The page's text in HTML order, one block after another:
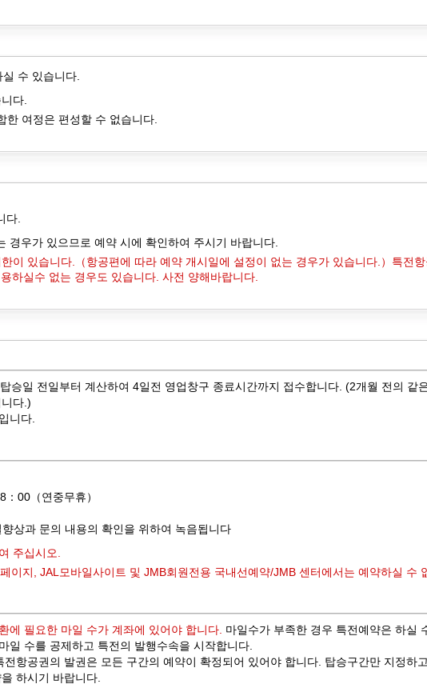
수 있습니다.
다.
한 여정은 편성할 수 없습니다.
다.
경우가 있으므로 예약 시에 확인하여 주시기 바랍니다.
이 있습니다.（항공편에 따라 예약 개시일에 설정이 없는 경우가 있습니다.）특전
하실수 없는 경우도 있습니다. 사전 양해바랍니다.
승일 전일부터 계산하여 4일전 영업창구 종료시간까지 접수합니다. (2개월 전의 같
다.)
니다.
00（연중무휴）
상과 문의 내용의 확인을 위하여 녹음됩니다
주십시오.
이지, JAL모바일사이트 및 JMB회원전용 국내선예약/JMB 센터에서는 예약하실 수
에 필요한 마일 수가 계좌에 있어야 합니다. 마일수가 부족한 경우 특전예약은 하실
일 수를 공제하고 특전의 발행수속을 시작합니다.
전항공권의 발권은 모든 구간의 예약이 확정되어 있어야 합니다. 탑승구간만 지정하
하시기 바랍니다.